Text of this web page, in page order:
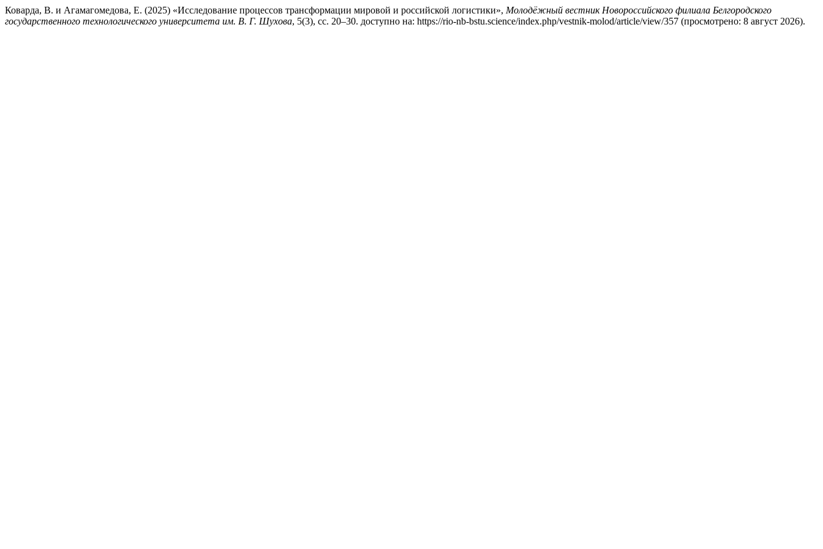
Коварда, В. и Агамагомедова, Е. (2025) «Исследование процессов трансформации мировой и российской логистики», Молодёжный вестник Новороссийского филиала Белгородского
государственного технологического университета им. В. Г. Шухова, 5(3), сс. 20–30. доступно на: https://rio-nb-bstu.science/index.php/vestnik-molod/article/view/357 (просмотрено: 8 август 2026).